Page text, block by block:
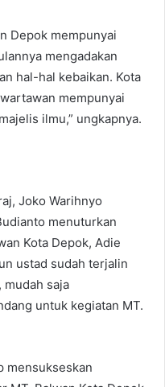
Depok mempunyai
mengadakan
hal-hal kebaikan. Kota
mempunyai
ilmu,” ungkapnya.
Joko Warihnyo
menuturkan
Kota Depok, Adie
ustad sudah terjalin
mudah saja
untuk kegiatan MT.
mensukseskan